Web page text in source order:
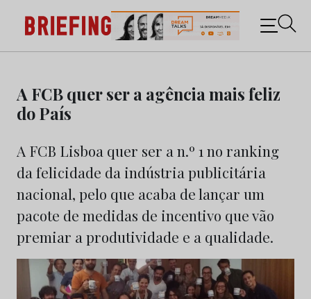
content
Briefing: Todas as notícias sobre os negócios do
Marketing e da Publicidade
A FCB quer ser a agência mais feliz
do País
A FCB Lisboa quer ser a n.º 1 no ranking
da felicidade da indústria publicitária
nacional, pelo que acaba de lançar um
pacote de medidas de incentivo que vão
premiar a produtividade e a qualidade.